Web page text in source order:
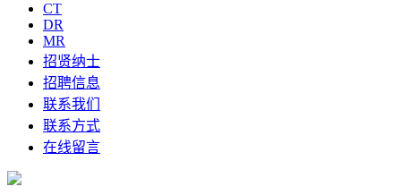
CT
DR
MR
招贤纳士
招聘信息
联系我们
联系方式
在线留言